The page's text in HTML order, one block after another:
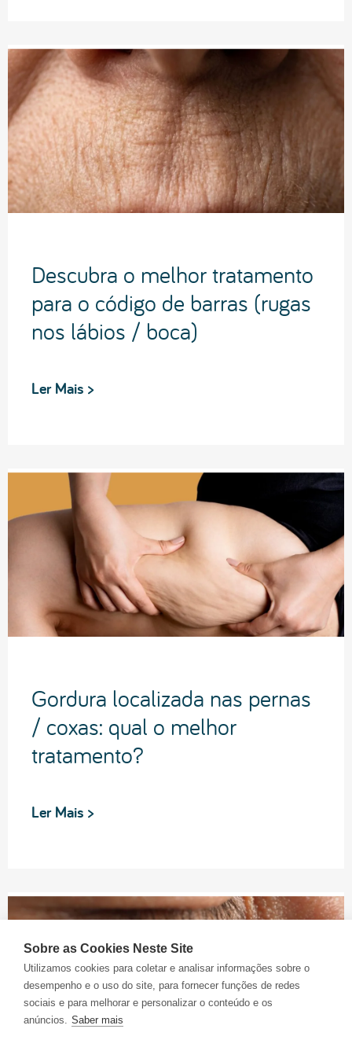
Sobre as Cookies Neste Site
Utilizamos cookies para coletar e analisar informações sobre o
desempenho e o uso do site, para fornecer funções de redes
sociais e para melhorar e personalizar o conteúdo e os
anúncios. Saber mais
Descubra o melhor tratamento
para o código de barras (rugas
nos lábios / boca)
Ler Mais >
Gordura localizada nas pernas
/ coxas: qual o melhor
tratamento?
Ler Mais >